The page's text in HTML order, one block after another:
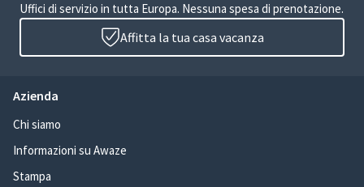
Uffici di servizio in tutta Europa. Nessuna spesa di prenotazione.
Affitta la tua casa vacanza
Azienda
Chi siamo
Informazioni su Awaze
Stampa